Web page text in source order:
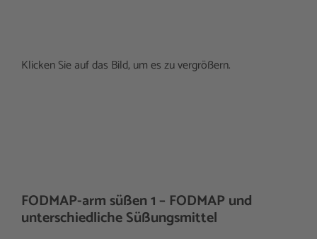
Klicken Sie auf das Bild, um es zu vergrößern.
FODMAP-arm süßen 1 – FODMAP und
unterschiedliche Süßungsmittel